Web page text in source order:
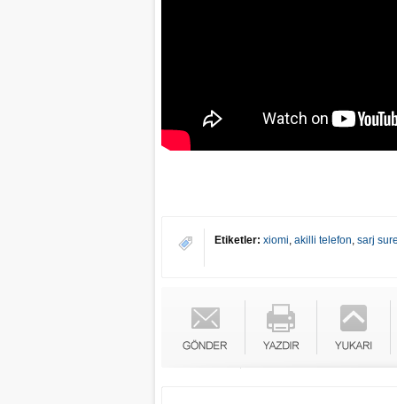
Etiketler: xiomi, akilli telefon, sarj